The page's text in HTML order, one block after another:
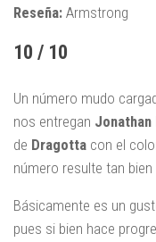
Reseña: Armstrong
10 / 10
Un número mudo
nos entregan Jonathan
de Dragotta con el
número resulte tan
Básicamente es un
pues si bien hace